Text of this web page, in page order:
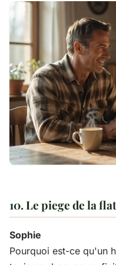
10. Le piege de la
Sophie
Pourquoi est-ce qu'un